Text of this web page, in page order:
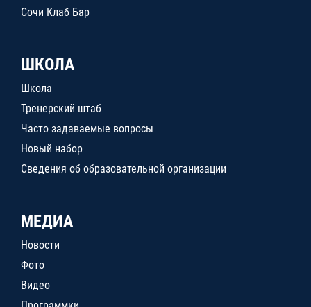
Сочи Клаб Бар
ШКОЛА
Школа
Тренерский штаб
Часто задаваемые вопросы
Новый набор
Сведения об образовательной организации
МЕДИА
Новости
Фото
Видео